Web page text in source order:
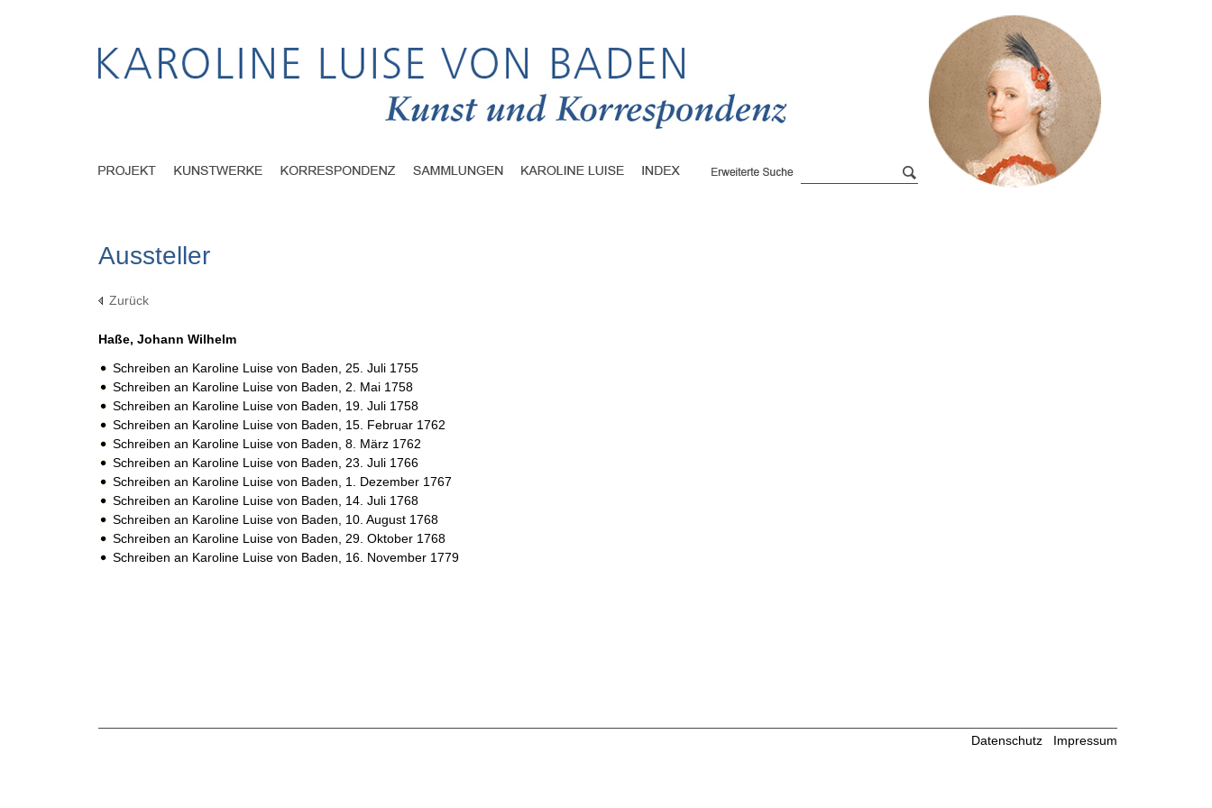
Aussteller
Zurück
Haße, Johann Wilhelm
Schreiben an Karoline Luise von Baden, 25. Juli 1755
Schreiben an Karoline Luise von Baden, 2. Mai 1758
Schreiben an Karoline Luise von Baden, 19. Juli 1758
Schreiben an Karoline Luise von Baden, 15. Februar 1762
Schreiben an Karoline Luise von Baden, 8. März 1762
Schreiben an Karoline Luise von Baden, 23. Juli 1766
Schreiben an Karoline Luise von Baden, 1. Dezember 1767
Schreiben an Karoline Luise von Baden, 14. Juli 1768
Schreiben an Karoline Luise von Baden, 10. August 1768
Schreiben an Karoline Luise von Baden, 29. Oktober 1768
Schreiben an Karoline Luise von Baden, 16. November 1779
Datenschutz Impressum